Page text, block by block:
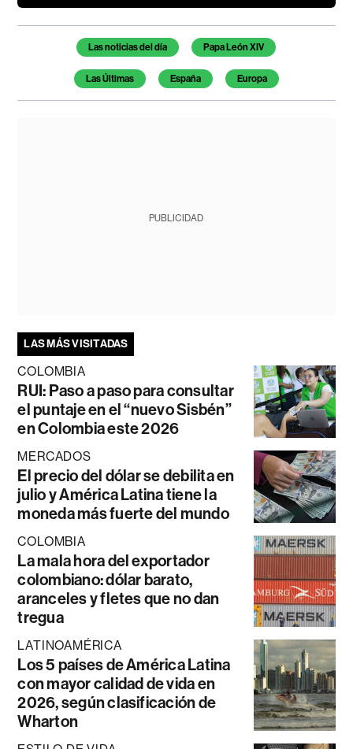
Temas de este artículo
Las noticias del día Papa León XIV
Las Últimas España Europa
PUBLICIDAD
LAS MÁS VISITADAS
COLOMBIA
RUI: Paso a paso para consultar
el puntaje en el “nuevo Sisbén”
en Colombia este 2026
MERCADOS
El precio del dólar se debilita en
julio y América Latina tiene la
moneda más fuerte del mundo
COLOMBIA
La mala hora del exportador
colombiano: dólar barato,
aranceles y fletes que no dan
tregua
LATINOAMÉRICA
Los 5 países de América Latina
con mayor calidad de vida en
2026, según clasificación de
Wharton